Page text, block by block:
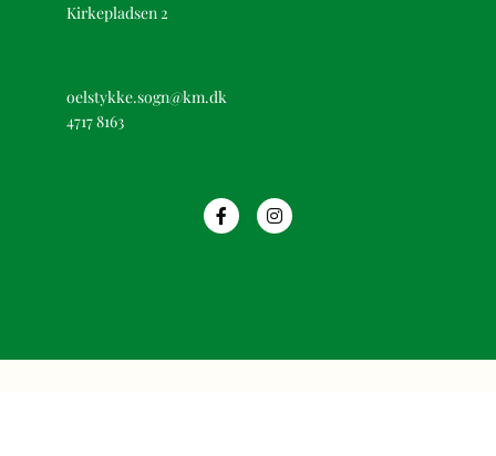
Kirkepladsen 2
oelstykke.sogn@km.dk
4717 8163